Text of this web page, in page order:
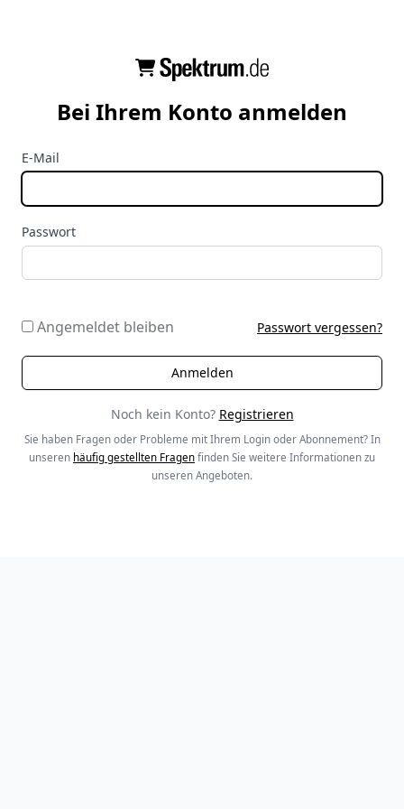
Bei Ihrem Konto anmelden
E-Mail
Passwort
Angemeldet bleiben Passwort vergessen?
Noch kein Konto? Registrieren
Sie haben Fragen oder Probleme mit Ihrem Login oder Abonnement? In
unseren häufig gestellten Fragen finden Sie weitere Informationen zu
unseren Angeboten.